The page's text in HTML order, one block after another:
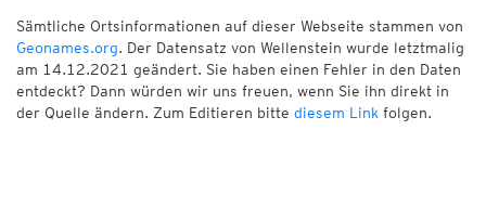
Sämtliche Ortsinformationen auf dieser Webseite stammen von
Geonames.org. Der Datensatz von Wellenstein wurde letztmalig
am 14.12.2021 geändert. Sie haben einen Fehler in den Daten
entdeckt? Dann würden wir uns freuen, wenn Sie ihn direkt in
der Quelle ändern. Zum Editieren bitte diesem Link folgen.